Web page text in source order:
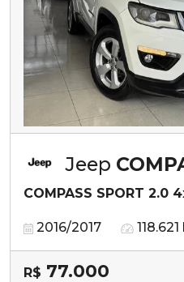
Jeep
COMPASS SPORT 2.0
2016/2017
R$ 77.000